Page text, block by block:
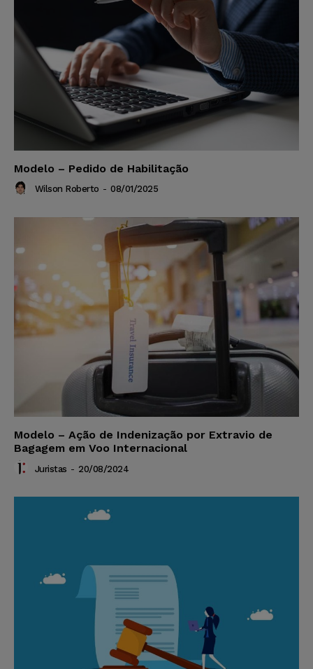
Modelo – Pedido de Habilitação
Wilson Roberto - 08/01/2025
Modelo – Ação de Indenização por Extravio de
Bagagem em Voo Internacional
Juristas - 20/08/2024